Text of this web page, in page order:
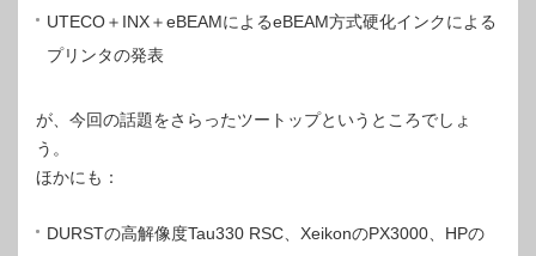
UTECO＋INX＋eBEAMによるeBEAM方式硬化インクによる
プリンタの発表
が、今回の話題をさらったツートップというところでしょ
う。
ほかにも：
DURSTの高解像度Tau330 RSC、XeikonのPX3000、HPの